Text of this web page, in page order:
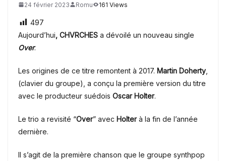
24 février 2023 Romu 161 Views
497
Aujourd’hui, CHVRCHES a dévoilé un nouveau single
Over.
Les origines de ce titre remontent à 2017. Martin Doherty
(clavier du groupe), a conçu la première version du titre
avec le producteur suédois Oscar Holter.
Le trio a revisité “Over” avec Holterà la fin de l’année
dernière.
Il s’agit de la première chanson que le groupe synthpop